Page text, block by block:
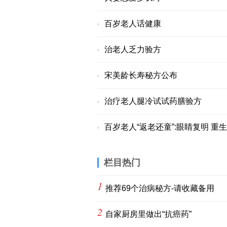
百岁老人话健康
治老人乏力验方
宋美龄长寿秘方公布
治疗老人腿冷试试药膳验方
百岁老人“返老还童”:眼睛复明 重
栏目热门
1 推荐69个治病秘方-请收藏备用
2 自家厨房里做出“抗癌药”